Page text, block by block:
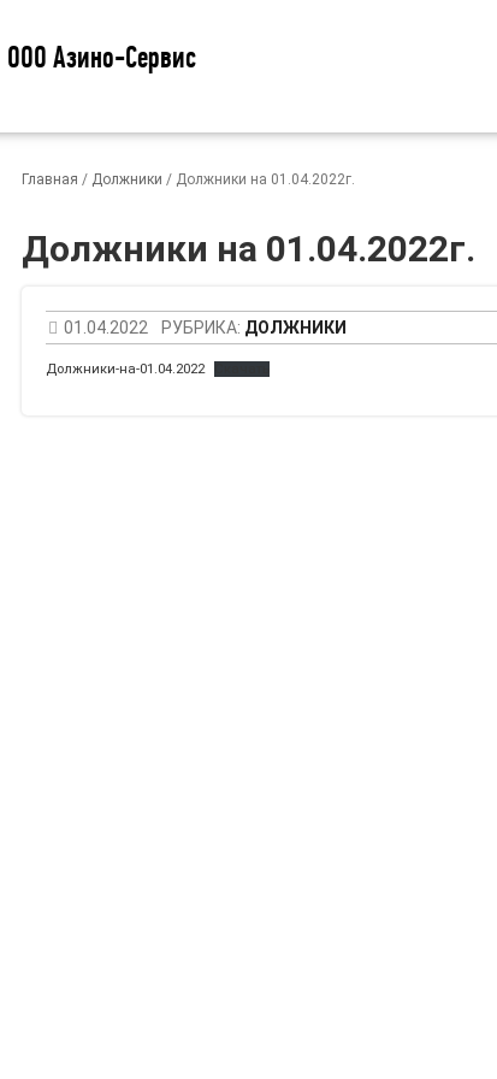
ООО Азино-Сервис
Главная / Должники / Должники на 01.04.2022г.
Должники на 01.04.2022г.
01.04.2022 РУБРИКА: ДОЛЖНИКИ
Должники-на-01.04.2022